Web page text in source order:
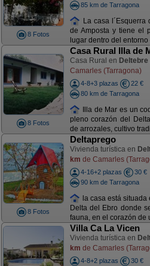
8 Fotos
85 km de Tarragona
La casa
de Amposta y tiene el
lugar dentro del entorno
8 Fotos
Casa Rural Illa de
Casa Rural en Deltebre
Camarles (Tarragona)
4-8+3 plazas
22 €
80 km de Tarragona
Illa de Mar es un
pleno corazón del
de arrozales, cultivo
8 Fotos
Deltaprego
Vivienda turística en
km de Camarles
4-16+2 plazas
30 €
90 km de Tarragona
la casa está
Delta del Ebro donde
fauna, en el corazón de
Villa Ca La Vicen
Vivienda turística en
km de Camarles
4-8+2 plazas
30 €